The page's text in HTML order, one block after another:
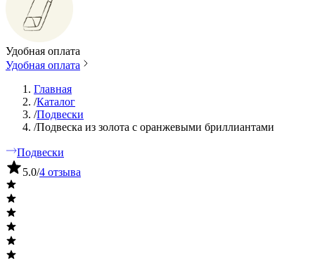
Удобная оплата
Удобная оплата
Главная
/Каталог
/Подвески
/Подвеска из золота с оранжевыми бриллиантами
Подвески
5.0/4 отзыва